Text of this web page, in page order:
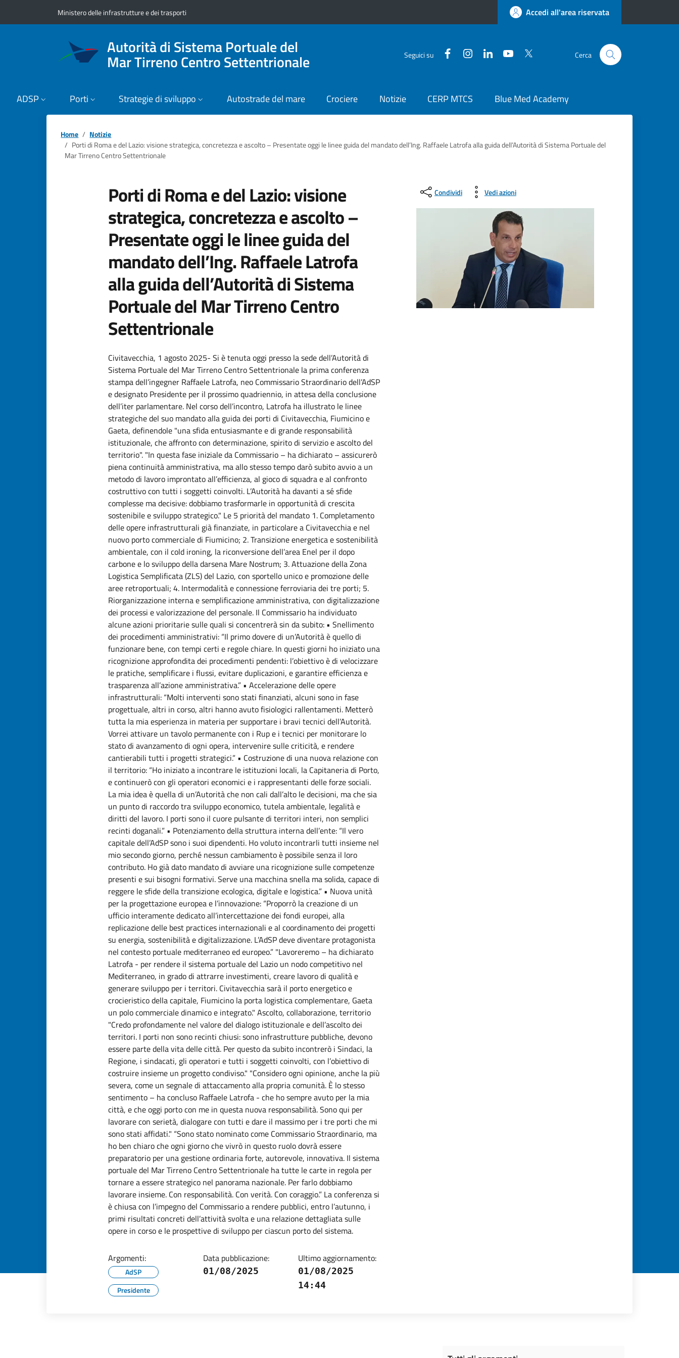
Ministero delle infrastrutture e dei trasporti Accedi all'area riservata
Autorità di Sistema Portuale del
Mar Tirreno Centro Settentrionale Seguici su FacebookInstagramLinkedInYouTube Cerca
ADSP Porti Strategie di sviluppo Autostrade del mare Crociere Notizie CERP MTCS Blue Med Academy
Home
Notizie
Porti di Roma e del Lazio: visione strategica, concretezza e ascolto – Presentate oggi le linee guida del mandato dell’Ing. Raffaele Latrofa alla guida dell’Autorità di Sistema Portuale del
Mar Tirreno Centro Settentrionale
Porti di Roma e del Lazio: visione
strategica, concretezza e ascolto –
Presentate oggi le linee guida del
mandato dell’Ing. Raffaele Latrofa
alla guida dell’Autorità di Sistema
Portuale del Mar Tirreno Centro
Settentrionale
Civitavecchia, 1 agosto 2025- Si è tenuta oggi presso la sede dell’Autorità di
Sistema Portuale del Mar Tirreno Centro Settentrionale la prima conferenza
stampa dell’ingegner Raffaele Latrofa, neo Commissario Straordinario dell’AdSP
e designato Presidente per il prossimo quadriennio, in attesa della conclusione
dell’iter parlamentare. Nel corso dell’incontro, Latrofa ha illustrato le linee
strategiche del suo mandato alla guida dei porti di Civitavecchia, Fiumicino e
Gaeta, definendole "una sfida entusiasmante e di grande responsabilità
istituzionale, che affronto con determinazione, spirito di servizio e ascolto del
territorio". "In questa fase iniziale da Commissario – ha dichiarato – assicurerò
piena continuità amministrativa, ma allo stesso tempo darò subito avvio a un
metodo di lavoro improntato all’efficienza, al gioco di squadra e al confronto
costruttivo con tutti i soggetti coinvolti. L’Autorità ha davanti a sé sfide
complesse ma decisive: dobbiamo trasformarle in opportunità di crescita
sostenibile e sviluppo strategico." Le 5 priorità del mandato 1. Completamento
delle opere infrastrutturali già finanziate, in particolare a Civitavecchia e nel
nuovo porto commerciale di Fiumicino; 2. Transizione energetica e sostenibilità
ambientale, con il cold ironing, la riconversione dell’area Enel per il dopo
carbone e lo sviluppo della darsena Mare Nostrum; 3. Attuazione della Zona
Logistica Semplificata (ZLS) del Lazio, con sportello unico e promozione delle
aree retroportuali; 4. Intermodalità e connessione ferroviaria dei tre porti; 5.
Riorganizzazione interna e semplificazione amministrativa, con digitalizzazione
dei processi e valorizzazione del personale. Il Commissario ha individuato
alcune azioni prioritarie sulle quali si concentrerà sin da subito: • Snellimento
dei procedimenti amministrativi: “Il primo dovere di un’Autorità è quello di
funzionare bene, con tempi certi e regole chiare. In questi giorni ho iniziato una
ricognizione approfondita dei procedimenti pendenti: l’obiettivo è di velocizzare
le pratiche, semplificare i flussi, evitare duplicazioni, e garantire efficienza e
trasparenza all’azione amministrativa.” • Accelerazione delle opere
infrastrutturali: “Molti interventi sono stati finanziati, alcuni sono in fase
progettuale, altri in corso, altri hanno avuto fisiologici rallentamenti. Metterò
tutta la mia esperienza in materia per supportare i bravi tecnici dell’Autorità.
Vorrei attivare un tavolo permanente con i Rup e i tecnici per monitorare lo
stato di avanzamento di ogni opera, intervenire sulle criticità, e rendere
cantierabili tutti i progetti strategici.” • Costruzione di una nuova relazione con
il territorio: “Ho iniziato a incontrare le istituzioni locali, la Capitaneria di Porto,
e continuerò con gli operatori economici e i rappresentanti delle forze sociali.
La mia idea è quella di un’Autorità che non cali dall’alto le decisioni, ma che sia
un punto di raccordo tra sviluppo economico, tutela ambientale, legalità e
diritti del lavoro. I porti sono il cuore pulsante di territori interi, non semplici
recinti doganali.” • Potenziamento della struttura interna dell’ente: “Il vero
capitale dell’AdSP sono i suoi dipendenti. Ho voluto incontrarli tutti insieme nel
mio secondo giorno, perché nessun cambiamento è possibile senza il loro
contributo. Ho già dato mandato di avviare una ricognizione sulle competenze
presenti e sui bisogni formativi. Serve una macchina snella ma solida, capace di
reggere le sfide della transizione ecologica, digitale e logistica.” • Nuova unità
per la progettazione europea e l’innovazione: “Proporrò la creazione di un
ufficio interamente dedicato all’intercettazione dei fondi europei, alla
replicazione delle best practices internazionali e al coordinamento dei progetti
su energia, sostenibilità e digitalizzazione. L’AdSP deve diventare protagonista
nel contesto portuale mediterraneo ed europeo.” "Lavoreremo – ha dichiarato
Latrofa - per rendere il sistema portuale del Lazio un nodo competitivo nel
Mediterraneo, in grado di attrarre investimenti, creare lavoro di qualità e
generare sviluppo per i territori. Civitavecchia sarà il porto energetico e
crocieristico della capitale, Fiumicino la porta logistica complementare, Gaeta
un polo commerciale dinamico e integrato." Ascolto, collaborazione, territorio
"Credo profondamente nel valore del dialogo istituzionale e dell’ascolto dei
territori. I porti non sono recinti chiusi: sono infrastrutture pubbliche, devono
essere parte della vita delle città. Per questo da subito incontrerò i Sindaci, la
Regione, i sindacati, gli operatori e tutti i soggetti coinvolti, con l’obiettivo di
costruire insieme un progetto condiviso." "Considero ogni opinione, anche la più
severa, come un segnale di attaccamento alla propria comunità. È lo stesso
sentimento – ha concluso Raffaele Latrofa - che ho sempre avuto per la mia
città, e che oggi porto con me in questa nuova responsabilità. Sono qui per
lavorare con serietà, dialogare con tutti e dare il massimo per i tre porti che mi
sono stati affidati." “Sono stato nominato come Commissario Straordinario, ma
ho ben chiaro che ogni giorno che vivrò in questo ruolo dovrà essere
preparatorio per una gestione ordinaria forte, autorevole, innovativa. Il sistema
portuale del Mar Tirreno Centro Settentrionale ha tutte le carte in regola per
tornare a essere strategico nel panorama nazionale. Per farlo dobbiamo
lavorare insieme. Con responsabilità. Con verità. Con coraggio.” La conferenza si
è chiusa con l’impegno del Commissario a rendere pubblici, entro l’autunno, i
primi risultati concreti dell’attività svolta e una relazione dettagliata sulle
opere in corso e le prospettive di sviluppo per ciascun porto del sistema.
Argomenti:
AdSP
Presidente
Data pubblicazione:
01/08/2025
Ultimo aggiornamento:
01/08/2025
14:44
Condividi Vedi azioni